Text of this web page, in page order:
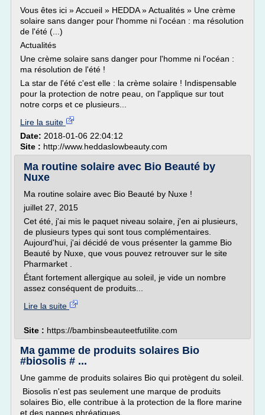
Vous êtes ici » Accueil » HEDDA » Actualités » Une crème
solaire sans danger pour l'homme ni l'océan : ma résolution
de l'été (...)
Actualités
Une crème solaire sans danger pour l'homme ni l'océan :
ma résolution de l'été !
La star de l'été c'est elle : la crème solaire ! Indispensable
pour la protection de notre peau, on l'applique sur tout
notre corps et ce plusieurs...
Lire la suite
Date: 2018-01-06 22:04:12
Site : http://www.heddaslowbeauty.com
Ma routine solaire avec Bio Beauté by
Nuxe
Ma routine solaire avec Bio Beauté by Nuxe !
juillet 27, 2015
Cet été, j'ai mis le paquet niveau solaire, j'en ai plusieurs,
de plusieurs types qui sont tous complémentaires.
Aujourd'hui, j'ai décidé de vous présenter la gamme Bio
Beauté by Nuxe, que vous pouvez retrouver sur le site
Pharmarket .
Étant fortement allergique au soleil, je vide un nombre
assez conséquent de produits...
Lire la suite
Site : https://bambinsbeauteetfutilite.com
Ma gamme de produits solaires Bio
#biosolis # ...
Une gamme de produits solaires Bio qui protègent du soleil.
Biosolis n'est pas seulement une marque de produits
solaires Bio, elle contribue à la protection de la flore marine
et des nappes phréatiques.